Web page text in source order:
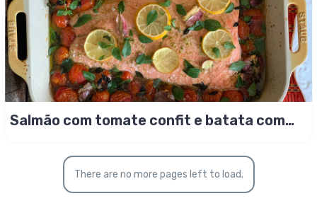
Salmão com tomate confit e batata com
There are no more pages left to load.